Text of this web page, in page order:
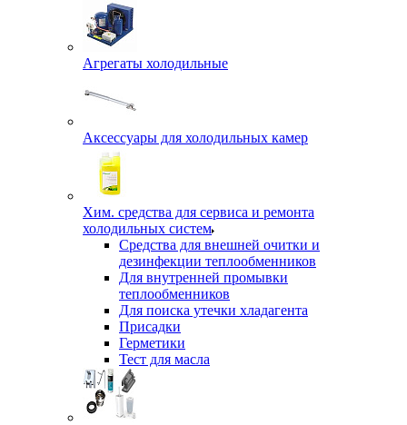
Агрегаты холодильные
Аксессуары для холодильных камер
Хим. средства для сервиса и ремонта
холодильных систем
Средства для внешней очитки и
дезинфекции теплообменников
Для внутренней промывки
теплообменников
Для поиска утечки хладагента
Присадки
Герметики
Тест для масла